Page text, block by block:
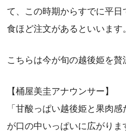
て、この時期からすでに平
食ほど注文があるといいます
こちらは今が旬の越後姫を贅
【桶屋美圭アナウンサー】
「甘酸っぱい越後姫と果肉
が口の中いっぱいに広がり